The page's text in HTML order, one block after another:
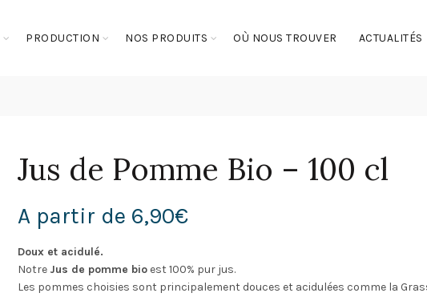
PRODUCTION NOS PRODUITS OÙ NOUS TROUVER ACTUALITÉS
Jus de Pomme Bio – 100 cl
A partir de 6,90€
Doux et acidulé.
Notre Jus de pomme bio est 100% pur jus.
Les pommes choisies sont principalement douces et acidulées comme la